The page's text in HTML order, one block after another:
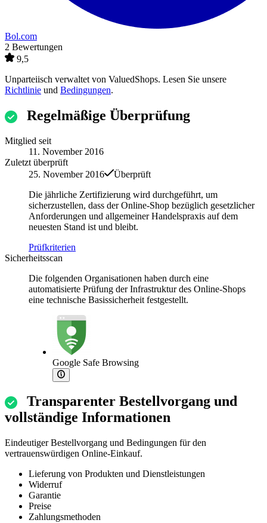
Bol.com
2 Bewertungen
9,5
Unparteiisch verwaltet von ValuedShops. Lesen Sie unsere
Richtlinie und Bedingungen.
Regelmäßige Überprüfung
Mitglied seit
11. November 2016
Zuletzt überprüft
25. November 2016
Überprüft
Die jährliche Zertifizierung wird durchgeführt, um
sicherzustellen, dass der Online-Shop bezüglich gesetzlicher
Anforderungen und allgemeiner Handelspraxis auf dem
neuesten Stand ist und bleibt.
Prüfkriterien
Sicherheitsscan
Die folgenden Organisationen haben durch eine
automatisierte Prüfung der Infrastruktur des Online-Shops
eine technische Basissicherheit festgestellt.
Google Safe Browsing
Transparenter Bestellvorgang und
vollständige Informationen
Eindeutiger Bestellvorgang und Bedingungen für den
vertrauenswürdigen Online-Einkauf.
Lieferung von Produkten und Dienstleistungen
Widerruf
Garantie
Preise
Zahlungsmethoden